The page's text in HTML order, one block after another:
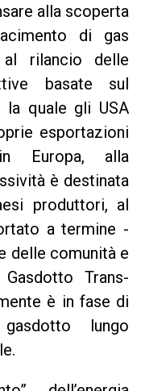
alla scoperta
di gas
al rilancio delle
basate sul
la quale gli USA
esportazioni
Europa, alla
è destinata
produttori, al
a termine -
delle comunità e
Trans-
è in fase di
lungo